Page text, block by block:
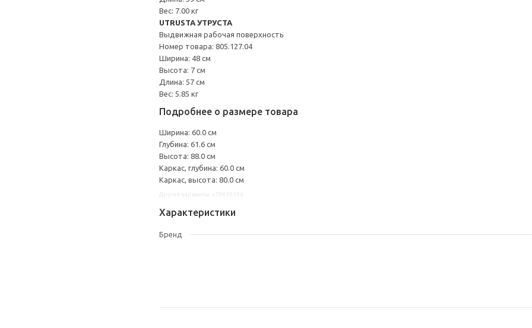
Вес: 7.00 кг
UTRUSTA УТРУСТА
Выдвижная рабочая поверхность
Номер товара: 805.127.04
Ширина: 48 см
Высота: 7 см
Длина: 57 см
Вес: 5.85 кг
Подробнее о размере товара
Ширина: 60.0 см
Глубина: 61.6 см
Высота: 88.0 см
Каркас, глубина: 60.0 см
Каркас, высота: 80.0 см
Характеристики
Бренд